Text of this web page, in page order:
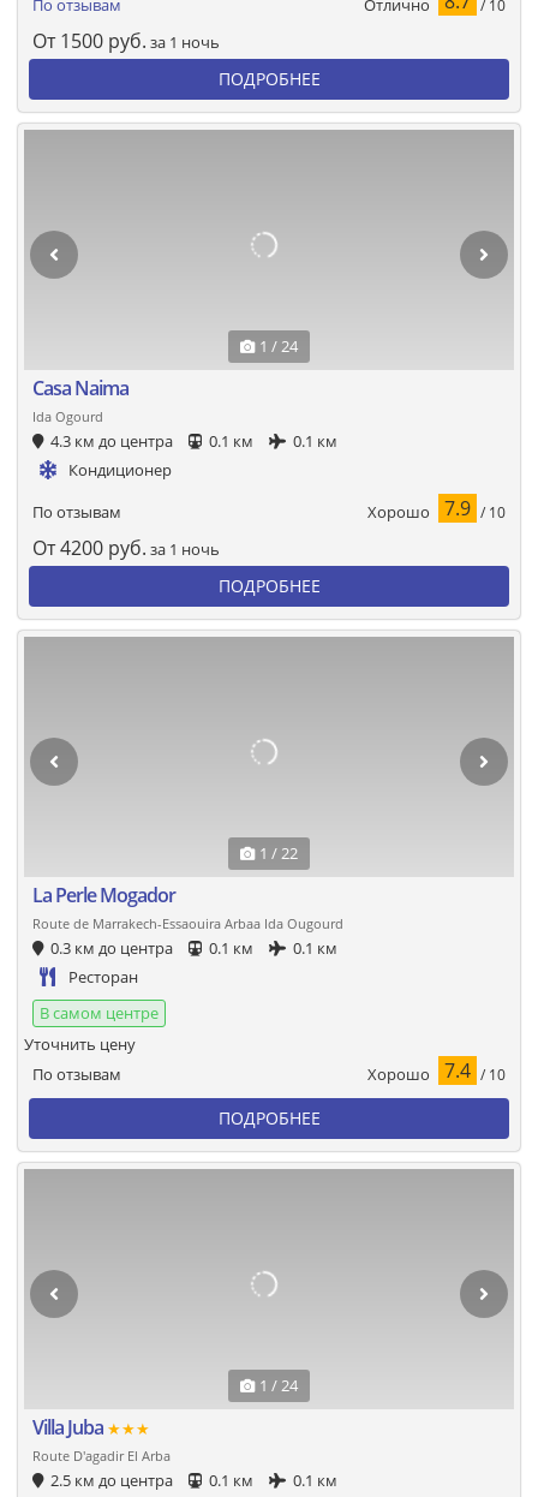
По отзывам
/ 10
От 1500 руб. за 1 ночь
ПОДРОБНЕЕ
1 / 24
Casa Naima
Ida Ogourd
4.3 км до центра 0.1 км
0.1 км
Кондиционер
По отзывам Хорошо 7.9 / 10
От4200 руб. за 1 ночь
ПОДРОБНЕЕ
1 / 22
La Perle Mogador
Route de Marrakech-Essaouira Arbaa Ida Ougourd
0.3 км до центра 0.1 км
0.1 км
Ресторан
В самом центре
По отзывам Хорошо 7.4 / 10
Уточнить цену
ПОДРОБНЕЕ
1 / 24
Villa Juba ★★★
Route D'agadir El Arba
2.5 км до центра 0.1 км
0.1 км